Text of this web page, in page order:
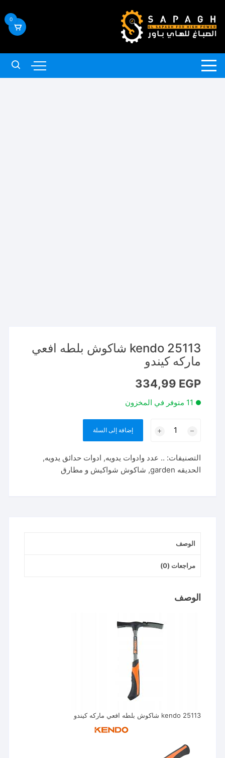
إلى
المحتوى
0
kendo 25113 شاكوش بلطه افعي
ماركه كيندو
334,99 EGP
11 متوفر في المخزون
شاكوش
بلطه
إضافة إلى السلة
التصنيفات: .. عدد وادوات يدويه, ادوات حدائق يدويه,
الحديقه garden
, شاكوش شواكيش و مطارق
الوصف
مراجعات (0)
الوصف
kendo 25113 شاكوش بلطه افعي ماركه كيندو